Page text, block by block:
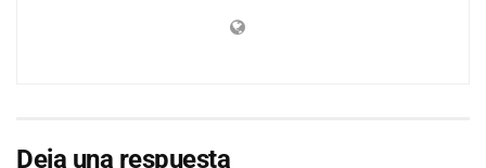
Deja una respuesta